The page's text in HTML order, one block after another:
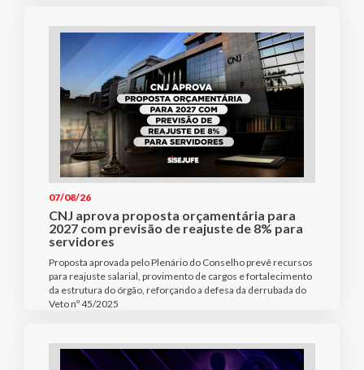
07/08/26
CNJ aprova proposta orçamentária para
2027 com previsão de reajuste de 8% para
servidores
Proposta aprovada pelo Plenário do Conselho prevê recursos
para reajuste salarial, provimento de cargos e fortalecimento
da estrutura do órgão, reforçando a defesa da derrubada do
Veto nº 45/2025